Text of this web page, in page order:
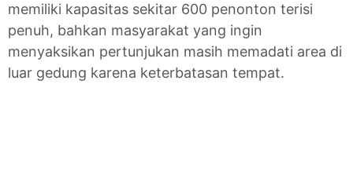
memiliki kapasitas sekitar 600 penonton terisi
penuh, bahkan masyarakat yang ingin
menyaksikan pertunjukan masih memadati area di
luar gedung karena keterbatasan tempat.